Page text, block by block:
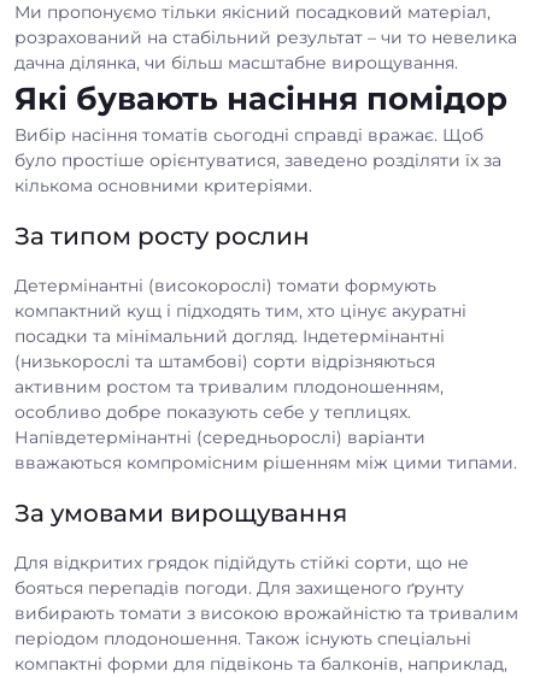
Ми пропонуємо тільки якісний посадковий матеріал,
розрахований на стабільний результат – чи то невелика
дачна ділянка, чи більш масштабне вирощування.
Які бувають насіння помідор
Вибір насіння томатів сьогодні справді вражає. Щоб
було простіше орієнтуватися, заведено розділяти їх за
кількома основними критеріями.
За типом росту рослин
Детермінантні (високорослі) томати формують
компактний кущ і підходять тим, хто цінує акуратні
посадки та мінімальний догляд. Індетермінантні
(низькорослі та штамбові) сорти відрізняються
активним ростом та тривалим плодоношенням,
особливо добре показують себе у теплицях.
Напівдетермінантні (середньорослі) варіанти
вважаються компромісним рішенням між цими типами.
За умовами вирощування
Для відкритих грядок підійдуть стійкі сорти, що не
бояться перепадів погоди. Для захищеного ґрунту
вибирають томати з високою врожайністю та тривалим
періодом плодоношення. Також існують спеціальні
компактні форми для підвіконь та балконів, наприклад,